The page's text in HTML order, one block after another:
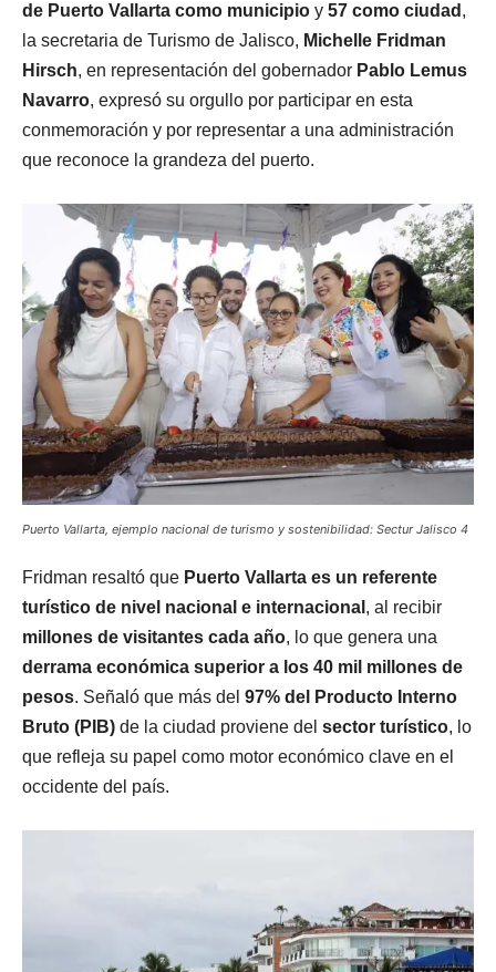
de Puerto Vallarta como municipio y 57 como ciudad ,
la secretaria de Turismo de Jalisco, Michelle Fridman
Hirsch, en representación del gobernador Pablo Lemus
Navarro, expresó su orgullo por participar en esta
conmemoración y por representar a una administración
que reconoce la grandeza del puerto.
Puerto Vallarta, ejemplo nacional de turismo y sostenibilidad: Sectur Jalisco 4
Fridman resaltó que Puerto Vallarta es un referente
turístico de nivel nacional e internacional , al recibir
millones de visitantes cada año, lo que genera una
derrama económica superior a los 40 mil millones de
pesos. Señaló que más del 97% del Producto Interno
Bruto (PIB) de la ciudad proviene del sector turístico, lo
que refleja su papel como motor económico clave en el
occidente del país.